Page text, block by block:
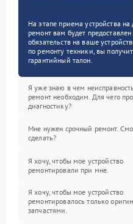
На этапе приема устройства
ремонт вам будет
обязательств на ваше
по ремонту техники, вы
гарантийный талон.
Я уже знаю в чем
ремонт необходим. Для чего
диагностику?
Мне нужен срочный ремонт.
сделать?
Я хочу, чтобы мое устройство
ремонтировали при мне.
Я хочу, чтобы мое устройство
ремонтировалось только
запчастями.